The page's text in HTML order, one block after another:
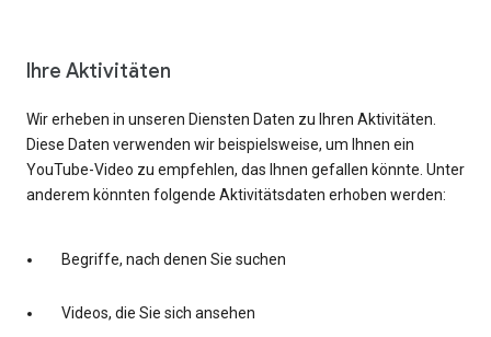
Ihre Aktivitäten
Wir erheben in unseren Diensten Daten zu Ihren Aktivitäten.
Diese Daten verwenden wir beispielsweise, um Ihnen ein
YouTube-Video zu empfehlen, das Ihnen gefallen könnte. Unter
anderem könnten folgende Aktivitätsdaten erhoben werden:
Begriffe, nach denen Sie suchen
Videos, die Sie sich ansehen